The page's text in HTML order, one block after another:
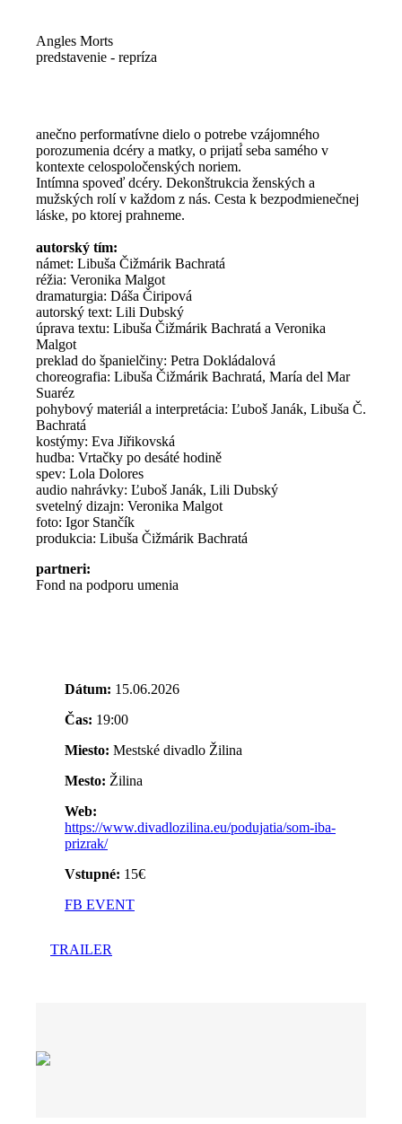
Angles Morts
predstavenie - repríza
anečno performatívne dielo o potrebe vzájomného
porozumenia dcéry a matky, o prijatí́ seba samého v
kontexte celospoločenských noriem.
Intímna spoveď dcéry. Dekonštrukcia ženských a
mužských rolí v každom z nás. Cesta k bezpodmienečnej
láske, po ktorej prahneme.
autorský tím:
námet: Libuša Čižmárik Bachratá
réžia: Veronika Malgot
dramaturgia: Dáša Čiripová
autorský text: Lili Dubský
úprava textu: Libuša Čižmárik Bachratá a Veronika
Malgot
preklad do španielčiny: Petra Dokládalová
choreografia: Libuša Čižmárik Bachratá, María del Mar
Suaréz
pohybový materiál a interpretácia: Ľuboš Janák, Libuša Č.
Bachratá
kostýmy: Eva Jiřikovská
hudba: Vrtačky po desáté hodině
spev: Lola Dolores
audio nahrávky: Ľuboš Janák, Lili Dubský
svetelný dizajn: Veronika Malgot
foto: Igor Stančík
produkcia: Libuša Čižmárik Bachratá
partneri:
Fond na podporu umenia
Dátum: 15.06.2026
Čas: 19:00
Miesto: Mestské divadlo Žilina
Mesto: Žilina
Web:
https://www.divadlozilina.eu/podujatia/som-iba-
prizrak/
Vstupné: 15€
FB EVENT
TRAILER